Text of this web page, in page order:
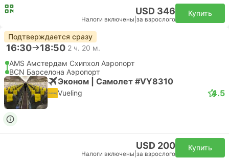
USD 346
Налоги включены за взрослого
Купить
Подтверждается сразу
16:30 18:50 2 ч. 20 м.
AMS Амстердам Cхипхол Аэропорт
BCN Барселона Аэропорт
Эконом | Самолет #VY8310
Vueling 4.5
USD 200
Налоги включены за взрослого
Купить